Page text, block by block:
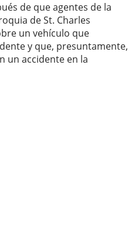
de que agentes de la
de St. Charles
un vehículo que
y que, presuntamente,
un accidente en la